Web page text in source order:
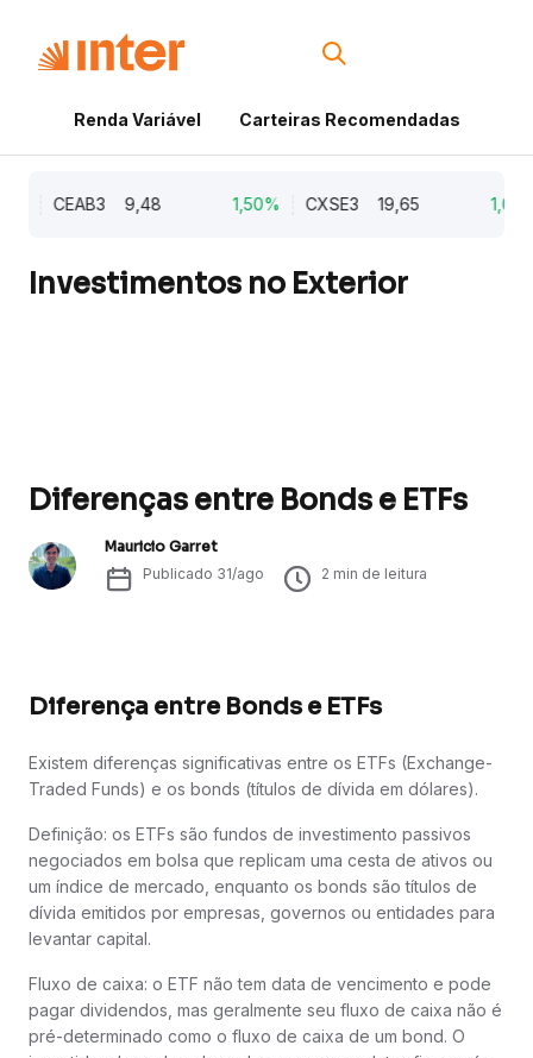
Renda Variável Carteiras Recomendadas
CEAB3 9,48 1,50% CXSE3 19,65 1,03%
Investimentos no Exterior
Diferenças entre Bonds e ETFs
Mauricio Garret
Publicado 31/ago 2 min de leitura
Diferença entre Bonds e ETFs
Existem diferenças significativas entre os ETFs (Exchange-
Traded Funds) e os bonds (títulos de dívida em dólares).
Definição: os ETFs são fundos de investimento passivos
negociados em bolsa que replicam uma cesta de ativos ou
um índice de mercado, enquanto os bonds são títulos de
dívida emitidos por empresas, governos ou entidades para
levantar capital.
Fluxo de caixa: o ETF não tem data de vencimento e pode
pagar dividendos, mas geralmente seu fluxo de caixa não é
pré-determinado como o fluxo de caixa de um bond. O